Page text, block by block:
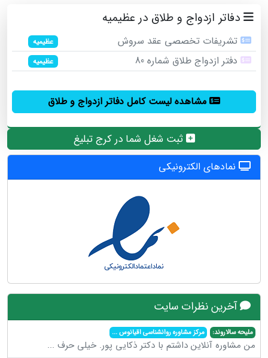
دفاتر ازدواج و طلاق در عظیمیه
تشریفات تخصصی عقد سروش عظیمیه
دفتر ازدواج طلاق شماره 80 عظیمیه
مشاهده لیست کامل دفاتر ازدواج و طلاق
ثبت شغل شما در کرج تبلیغ
نمادهای الکترونیکی
آخرین نظرات سایت
ملیحه سالاروند: مرکز مشاوره روانشناسی اقیانوس...
من مشاوره آنلاین داشتم با دکتر ذکایی پور. خیلی حرف ...